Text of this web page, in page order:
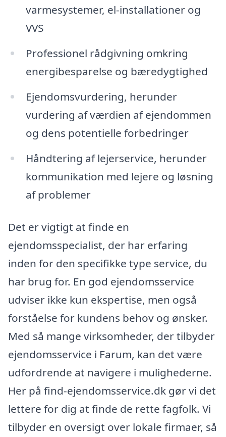
varmesystemer, el-installationer og
VVS
Professionel rådgivning omkring
energibesparelse og bæredygtighed
Ejendomsvurdering, herunder
vurdering af værdien af ejendommen
og dens potentielle forbedringer
Håndtering af lejerservice, herunder
kommunikation med lejere og løsning
af problemer
Det er vigtigt at finde en
ejendomsspecialist, der har erfaring
inden for den specifikke type service, du
har brug for. En god ejendomsservice
udviser ikke kun ekspertise, men også
forståelse for kundens behov og ønsker.
Med så mange virksomheder, der tilbyder
ejendomsservice i Farum, kan det være
udfordrende at navigere i mulighederne.
Her på find-ejendomsservice.dk gør vi det
lettere for dig at finde de rette fagfolk. Vi
tilbyder en oversigt over lokale firmaer, så